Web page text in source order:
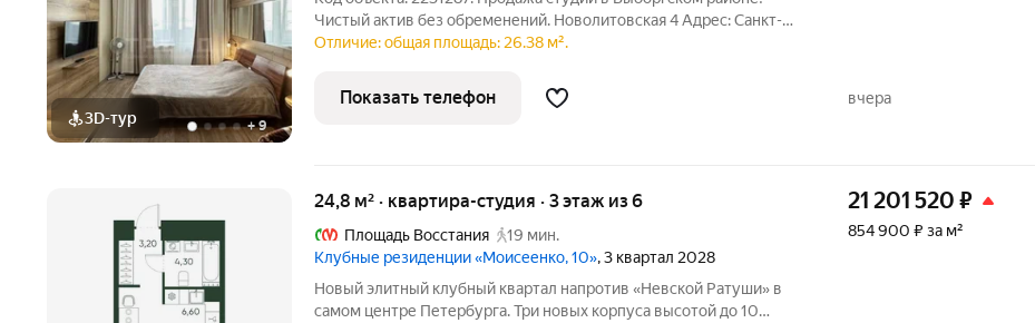
3D-тур +9
Чистый актив без обременений. Новолитовская 4 Адрес: Санкт-
Петербург, ул. Новолитовская, д. 4 (метро Лесная / Выборгский
монолитном
Отличие: общая площадь: 26.38 м².
Показать телефон вчера
24,8 м² · квартира-студия · 3 этаж из 6
Площадь Восстания
19 мин.
Клубные резиденции «Моисеенко, 10», 3 квартал 2028
Новый элитный клубный квартал напротив «Невской Ратуши» в
самом центре Петербурга. Три новых корпуса высотой до 10
21 201 520 ₽
854 900 ₽ за м²